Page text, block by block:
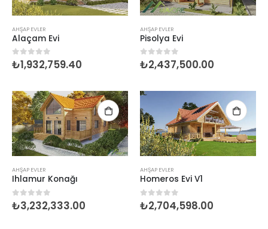
AHŞAP EVLER
Alaçam Evi
0 5 üzerinden
₺1,932,759.40
AHŞAP EVLER
Pisolya Evi
0 5 üzerinden
₺2,437,500.00
AHŞAP EVLER
Ihlamur Konağı
0 5 üzerinden
₺3,232,333.00
AHŞAP EVLER
Homeros Evi V1
0 5 üzerinden
₺2,704,598.00